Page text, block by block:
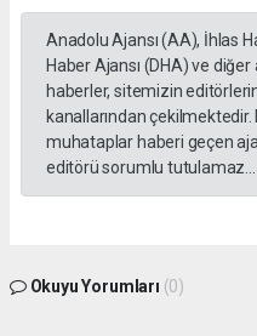
Anadolu Ajansı (AA), İhlas
Haber Ajansı (DHA) ve
haberler, sitemizin
kanallarından
muhataplar haberi geçen
editörü sorumlu tutulamaz...
Okuyu Yorumları (0)